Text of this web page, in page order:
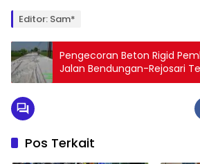
Editor: Sam*
Pengecoran Beton Rigid
Jalan Bendungan-Rejosari
Hingga Malam Hari
Pos Terkait